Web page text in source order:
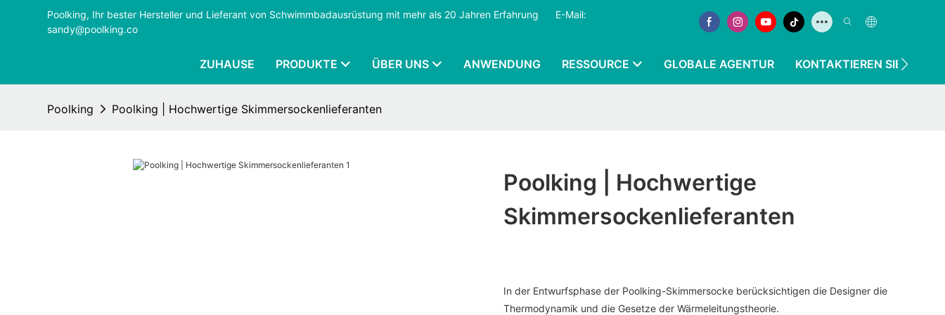
Poolking, Ihr bester Hersteller und Lieferant von Schwimmbadausrüstung mit mehr als 20 Jahren Erfahrung
E-Mail:
sandy@poolking.co
ZUHAUSE PRODUKTE ÜBER UNS ANWENDUNG RESSOURCE GLOBALE AGENTUR KONTAKTIEREN SIE UNS
Poolking Poolking | Hochwertige Skimmersockenlieferanten
Poolking | Hochwertige
Skimmersockenlieferanten
In der Entwurfsphase der Poolking-Skimmersocke berücksichtigen die Designer die
Thermodynamik und die Gesetze der Wärmeleitungstheorie.